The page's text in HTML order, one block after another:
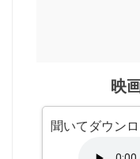
映
聞いてダウン